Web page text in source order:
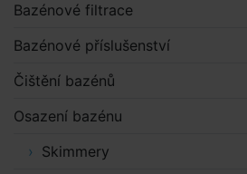
Bazénové filtrace
Bazénové příslušenství
Čištění bazénů
Osazení bazénu
Skimmery